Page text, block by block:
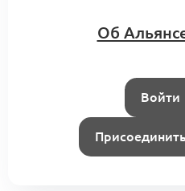
Об
Войти